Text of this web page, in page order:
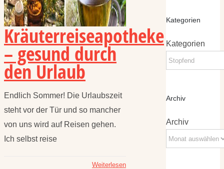
Kräuterreiseapotheke
– gesund durch
den Urlaub
Endlich Sommer! Die Urlaubszeit
steht vor der Tür und so mancher
von uns wird auf Reisen gehen.
Ich selbst reise
Weiterlesen
Kategorien
Kategorien
Archiv
Archiv